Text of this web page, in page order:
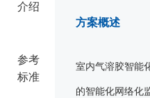
介绍
参考
标准
方案概述
室内气溶胶智能
的智能化网络化